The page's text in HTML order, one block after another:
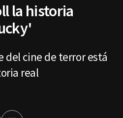
la historia
del cine de terror está
real